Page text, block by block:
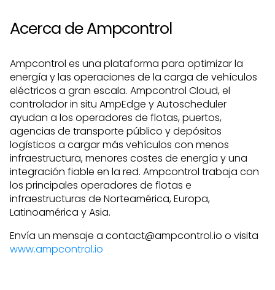
Acerca de Ampcontrol
Ampcontrol es una plataforma para optimizar la
energía y las operaciones de la carga de vehículos
eléctricos a gran escala. Ampcontrol Cloud, el
controlador in situ AmpEdge y Autoscheduler
ayudan a los operadores de flotas, puertos,
agencias de transporte público y depósitos
logísticos a cargar más vehículos con menos
infraestructura, menores costes de energía y una
integración fiable en la red. Ampcontrol trabaja con
los principales operadores de flotas e
infraestructuras de Norteamérica, Europa,
Latinoamérica y Asia.
Envía un mensaje a contact@ampcontrol.io o visita
www.ampcontrol.io